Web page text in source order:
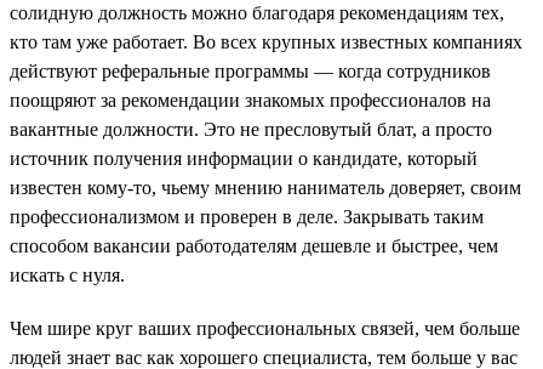
солидную должность можно благодаря рекомендациям тех,
кто там уже работает. Во всех крупных известных компаниях
действуют реферальные программы — когда сотрудников
поощряют за рекомендации знакомых профессионалов на
вакантные должности. Это не пресловутый блат, а просто
источник получения информации о кандидате, который
известен кому-то, чьему мнению наниматель доверяет, своим
профессионализмом и проверен в деле. Закрывать таким
способом вакансии работодателям дешевле и быстрее, чем
искать с нуля.
Чем шире круг ваших профессиональных связей, чем больше
людей знает вас как хорошего специалиста, тем больше у вас